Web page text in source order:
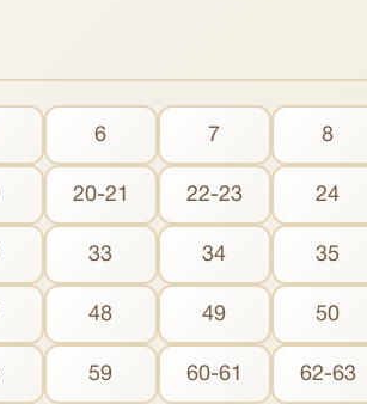
6 7 8
20-21 22-23 24
33 34 35
48 49 50
59 60-61 62-63